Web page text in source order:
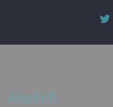
Anschrift